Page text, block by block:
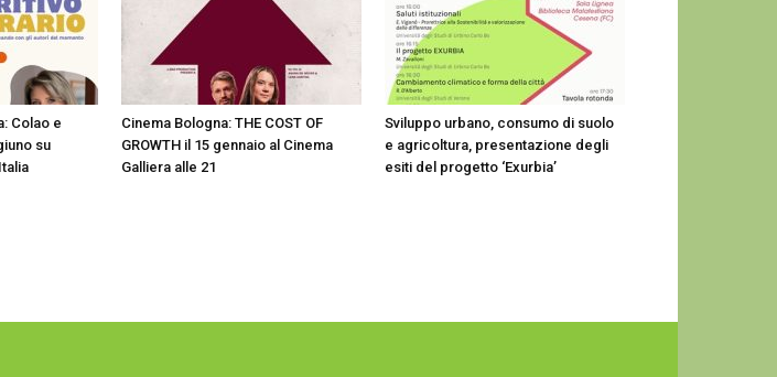
Colao e
su
Cinema Bologna: THE COST OF
GROWTH il 15 gennaio al Cinema
Galliera alle 21
Sviluppo urbano, consumo di suolo
e agricoltura, presentazione degli
esiti del progetto ‘Exurbia’